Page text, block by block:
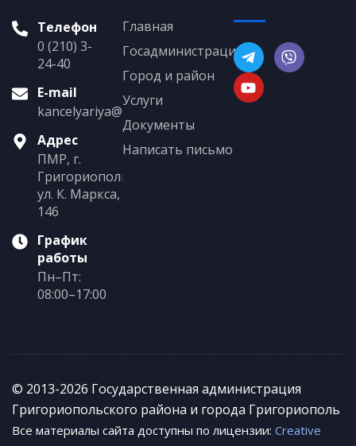
Телефон
0 (210) 3-
24-40
E-mail
kancelyariya@grigoriopol.gospmr.org
Адрес
ПМР, г.
Григориополь,
ул. К. Маркса,
146
График
работы
Пн–Пт:
08:00–17:00
Главная
Госадминистрация
Город и район
Услуги
Документы
Написать письмо
© 2013-2026 Государственная администрация
Григориопольского района и города Григориополь
Все материалы сайта доступны по лицензии: Creative